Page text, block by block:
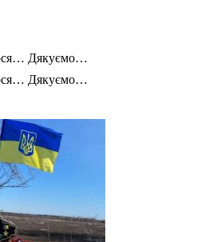
Дякуємо…
Дякуємо…